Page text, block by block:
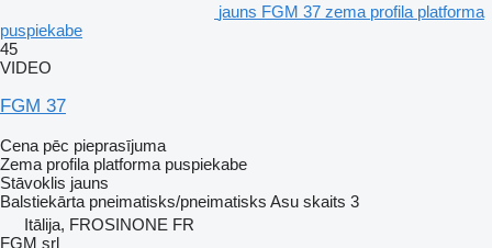
jauns FGM 37 zema profila platforma
puspiekabe
45
VIDEO
FGM 37
Cena pēc pieprasījuma
Zema profila platforma puspiekabe
Stāvoklis jauns
Balstiekārta pneimatisks/pneimatisks Asu skaits 3
Itālija, FROSINONE FR
FGM srl